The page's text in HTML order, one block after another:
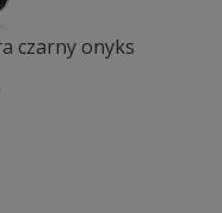
czarny onyks